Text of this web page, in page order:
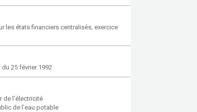
les états financiers centralisés, exercice
25 février 1992
de l’électricité
de l’eau potable